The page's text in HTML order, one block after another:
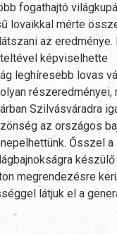
fogathajtó
lovaikkal mérte
az eredménye.
képviselhette
leghíresebb lovas
részeredményei,
Szilvásváradra
az országos
Ősszel a
készülő
megrendezésre
látjuk el a